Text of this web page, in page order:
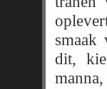
smaak
dit,